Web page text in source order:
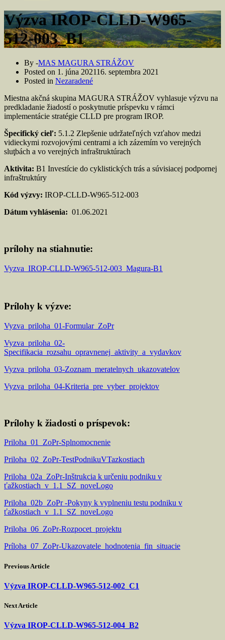
Výzva IROP-CLLD-W965-
512-003_B1
By -MAS MAGURA STRÁŽOV
Posted on 1. júna 202116. septembra 2021
Posted in Nezaradené
Miestna akčná skupina MAGURA STRÁŽOV vyhlasuje výzvu na
predkladanie žiadostí o poskytnutie príspevku v rámci
implementácie stratégie CLLD pre program IROP.
Špecifický cieľ: 5.1.2 Zlepšenie udržateľných vzťahov medzi
vidieckymi rozvojovými centrami a ich zázemím vo verejných
sluţbách a vo verejných infraštruktúrach
Aktivita: B1 Investície do cyklistických trás a súvisiacej podpornej
infraštruktúry
Kód výzvy: IROP-CLLD-W965-512-003
Dátum vyhlásenia: 01.06.2021
prílohy na stiahnutie:
Vyzva_IROP-CLLD-W965-512-003_Magura-B1
Prílohy k výzve:
Vyzva_priloha_01-Formular_ZoPr
Vyzva_priloha_02-
Specifikacia_rozsahu_opravnenej_aktivity_a_vydavkov
Vyzva_priloha_03-Zoznam_meratelnych_ukazovatelov
Vyzva_priloha_04-Kriteria_pre_vyber_projektov
Prílohy k žiadosti o príspevok:
Priloha_01_ZoPr-Splnomocnenie
Priloha_02_ZoPr-TestPodnikuVTazkostiach
Priloha_02a_ZoPr-Inštrukcia k určeniu podniku v
ťažkostiach_v_1.1_SZ_noveLogo
Priloha_02b_ZoPr -Pokyny k vyplneniu testu podniku v
ťažkostiach_v_1.1_SZ_noveLogo
Priloha_06_ZoPr-Rozpocet_projektu
Príloha_07_ZoPr-Ukazovatele_hodnotenia_fin_situacie
Previous Article
Výzva IROP-CLLD-W965-512-002_C1
Next Article
Výzva IROP-CLLD-W965-512-004_B2